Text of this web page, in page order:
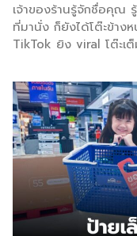
เจ้าของร้านรู้จักชื่อคุณ
ที่มานั่ง ก็ยังได้โต๊ะข้าง
TikTok ยิง viral โต๊ะเ
เป็นของคุณ” หายไป
อะไร? สำหรับคนจำนว
ก่อน” นั่นคือจุดกำเนิดข
Gatekeeping ที่ไม่อยา
คำนี้หากนำไปใช้ในโลก
ประตูที่จะคอยคัดสรรค์ว่
สาธารณะได้ อย่างไ
หมายถึงพฤติกรรมที่ค
เองชอบ ไม่ว่าจะเป็นร้